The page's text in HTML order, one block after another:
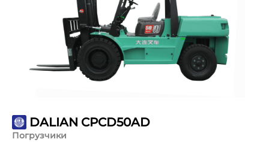
DALIAN CPCD50AD
Погрузчики